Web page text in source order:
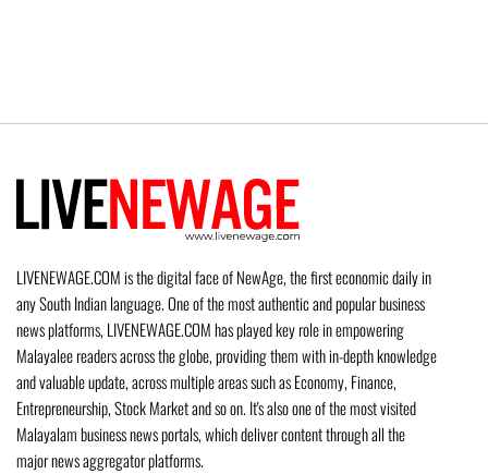
LIVENEWAGE.COM is the digital face of NewAge, the first economic daily in
any South Indian language. One of the most authentic and popular business
news platforms, LIVENEWAGE.COM has played key role in empowering
Malayalee readers across the globe, providing them with in-depth knowledge
and valuable update, across multiple areas such as Economy, Finance,
Entrepreneurship, Stock Market and so on. It's also one of the most visited
Malayalam business news portals, which deliver content through all the
major news aggregator platforms.